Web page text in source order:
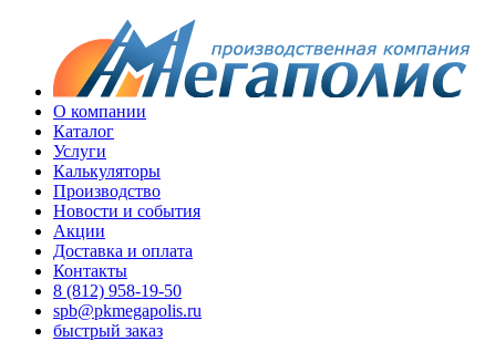
О компании
Каталог
Услуги
Калькуляторы
Производство
Новости и события
Акции
Доставка и оплата
Контакты
8 (812) 958-19-50
spb@pkmegapolis.ru
быстрый заказ